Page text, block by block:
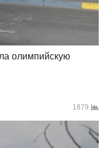
олимпийскую
1879